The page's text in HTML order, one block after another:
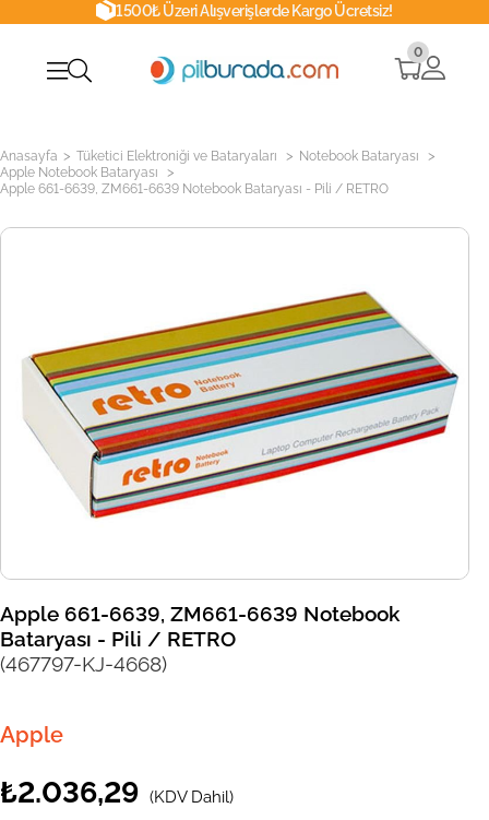
1500₺ Üzeri Alışverişlerde Kargo Ücretsiz!
0
Anasayfa > Tüketici Elektroniği ve Bataryaları > Notebook Bataryası >
Apple Notebook Bataryası >
Apple 661-6639, ZM661-6639 Notebook Bataryası - Pili / RETRO
Apple 661-6639, ZM661-6639 Notebook
Bataryası - Pili / RETRO
(467797-KJ-4668)
Apple
₺2.036,29 (KDV Dahil)